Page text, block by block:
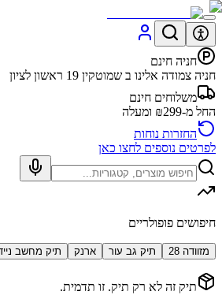
חניה חינם
חניה צמודה אלינו ב שמוטקין 19 ראשון לציון
משלוחים חינם
החל מ-₪299 ומעלה
החזרות נוחות
לפרטים נוספים לחצו כאן
חיפושים פופולריים
מזוודה 28 תיק גב עור ארנק תיק מחשב
תיק זה לא רק תיק. זו תדמית.